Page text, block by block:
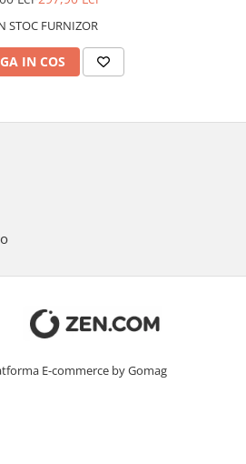
STOC FURNIZOR
IN COS
E-commerce by Gomag